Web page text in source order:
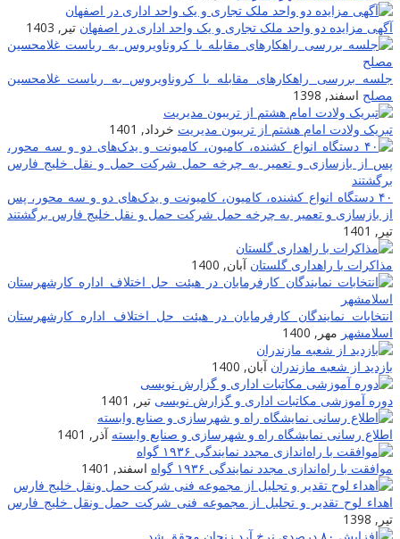
آگهی مزایده دو واحد ملک تجاری و یک واحد اداری در اصفهان تیر, 1403
جلسه بررسی راهکارهای مقابله با کروناویروس به ریاست غلامحسین
مصلح اسفند, 1398
تبریک ولادت امام هشتم از تریبون مدیریت خرداد, 1401
۴۰ دستگاه انواع کشنده، کامیون، کامیونت و یدک‌های دو و سه محور، پس
از بازسازی و تعمیر به چرخه حمل شرکت حمل و نقل خلیج فارس برگشتند
تیر, 1401
مذاکرات با راهداری گلستان آبان, 1400
انتخابات نمایندگان کارفرمایان در هیئت حل اختلاف اداره کارشهرستان
اسلامشهر مهر, 1400
بازدید از شعبه مازندران آبان, 1400
دوره آموزشی مکاتبات اداری و گزارش نویسی تیر, 1401
اطلاع رسانی نمایشگاه راه و شهرسازی و صنایع وابسته آذر, 1401
موافقت با راه‌اندازی مجدد نمایندگی ۱۹۳۶ گواه
اسفند, 1401
اهداء لوح تقدیر و تجلیل از مجموعه فنی شرکت حمل ونقل خلیج فارس
تیر, 1398